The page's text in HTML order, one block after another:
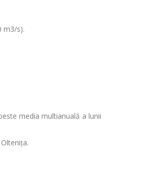
m3/s).
media multianuală a lunii